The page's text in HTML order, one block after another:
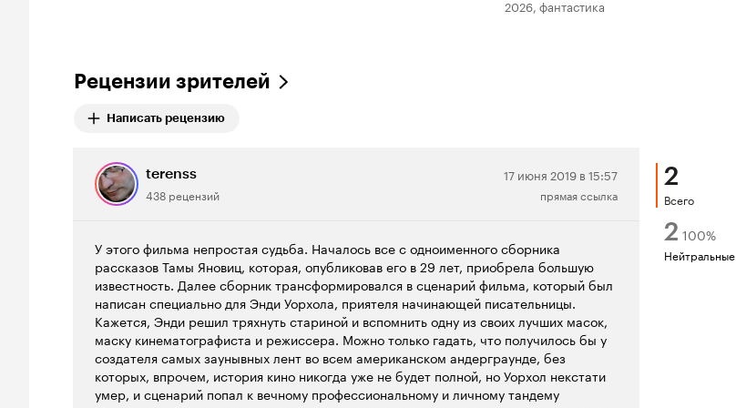
2026, фантастика
Рецензии зрителей
Написать рецензию
terenss
438 рецензий
Нейтральная
рецензия
17 июня 2019 в 15:57
прямая ссылка
У этого фильма непростая судьба. Началось все с одноименного сборника
рассказов Тамы Яновиц, которая, опубликовав его в 29 лет, приобрела большую
известность. Далее сборник трансформировался в сценарий фильма, который был
написан специально для Энди Уорхола, приятеля начинающей писательницы.
Кажется, Энди решил тряхнуть стариной и вспомнить одну из своих лучших масок,
маску кинематографиста и режиссера. Можно только гадать, что получилось бы у
создателя самых заунывных лент во всем американском андерграунде, без
которых, впрочем, история кино никогда уже не будет полной, но Уорхол некстати
умер, и сценарий попал к вечному профессиональному и личному тандему
2
Всего
2 100%
Нейтральные